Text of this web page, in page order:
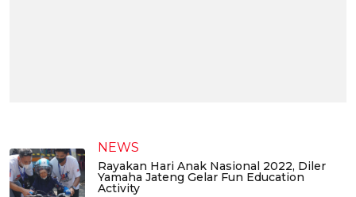
NEWS
Rayakan Hari Anak Nasional 2022, Diler
Yamaha Jateng Gelar Fun Education
Activity